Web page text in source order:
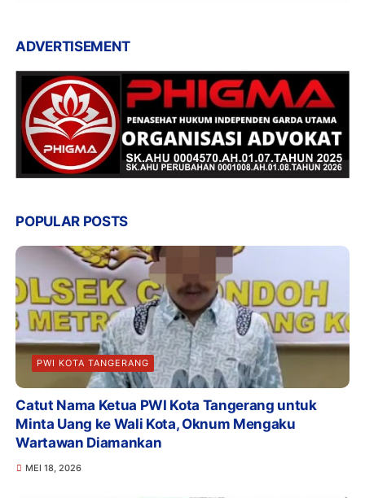
ADVERTISEMENT
POPULAR POSTS
PWI KOTA TANGERANG
Catut Nama Ketua PWI Kota Tangerang untuk
Minta Uang ke Wali Kota, Oknum Mengaku
Wartawan Diamankan
MEI 18, 2026